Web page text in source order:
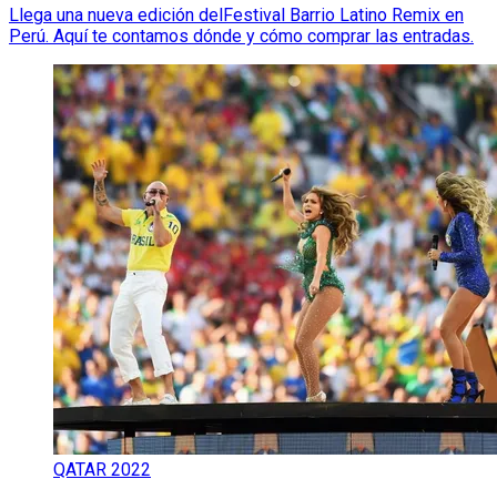
Llega una nueva edición delFestival Barrio Latino Remix en
Perú. Aquí te contamos dónde y cómo comprar las entradas.
QATAR 2022